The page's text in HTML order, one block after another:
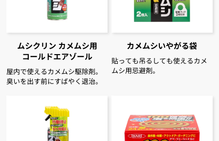
ムシクリン カメムシ用
コールドエアゾール
屋内で使えるカメムシ駆除剤。
臭いを出す前にすばやく退治。
カメムシいやがる袋
貼っても吊るしても使えるカメ
ムシ用忌避剤。